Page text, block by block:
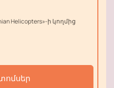
Helicopters»-ի կողմից